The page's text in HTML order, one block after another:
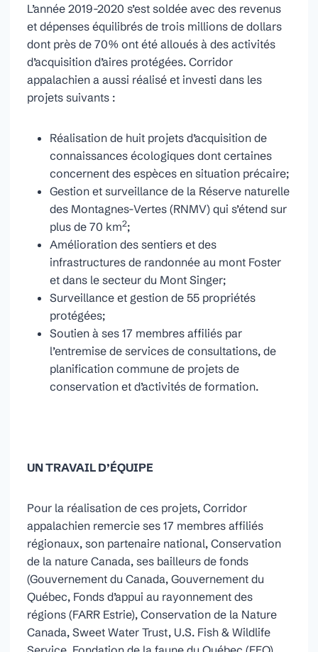
L’année 2019-2020 s’est soldée avec des revenus
et dépenses équilibrés de trois millions de dollars
dont près de 70% ont été alloués à des activités
d’acquisition d’aires protégées. Corridor
appalachien a aussi réalisé et investi dans les
projets suivants :
Réalisation de huit projets d’acquisition de
connaissances écologiques dont certaines
concernent des espèces en situation précaire;
Gestion et surveillance de la Réserve naturelle
des Montagnes-Vertes (RNMV) qui s’étend sur
plus de 70 km2;
Amélioration des sentiers et des
infrastructures de randonnée au mont Foster
et dans le secteur du Mont Singer;
Surveillance et gestion de 55 propriétés
protégées;
Soutien à ses 17 membres affiliés par
l’entremise de services de consultations, de
planification commune de projets de
conservation et d’activités de formation.
UN TRAVAIL D’ÉQUIPE
Pour la réalisation de ces projets, Corridor
appalachien remercie ses 17 membres affiliés
régionaux, son partenaire national, Conservation
de la nature Canada, ses bailleurs de fonds
(Gouvernement du Canada, Gouvernement du
Québec, Fonds d’appui au rayonnement des
régions (FARR Estrie), Conservation de la Nature
Canada, Sweet Water Trust, U.S. Fish & Wildlife